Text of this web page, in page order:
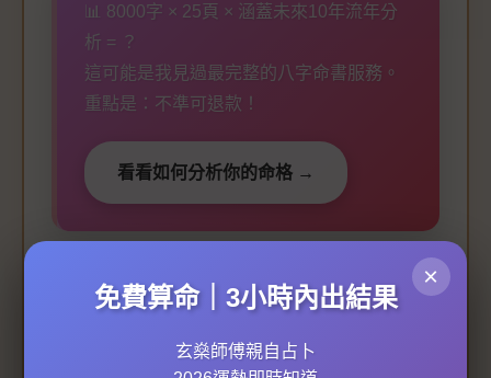
📊 8000字 × 25頁 × 涵蓋未來10年流年分
析 = ？
這可能是我見過最完整的八字命書服務。
重點是：不準可退款！
看看如何分析你的命格 →
2026年關鍵月份提醒：
桃花運
×
免費算命｜3小時內出結果
玄燊師傅親自占卜